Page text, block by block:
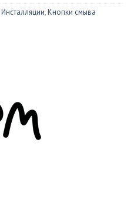
Инсталляции,Кнопки смыва